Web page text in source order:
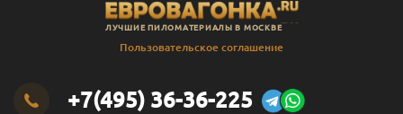
ЛУЧШИЕ ПИЛОМАТЕРИАЛЫ В МОСКВЕ
Пользовательское соглашение
+7(495) 36-36-225